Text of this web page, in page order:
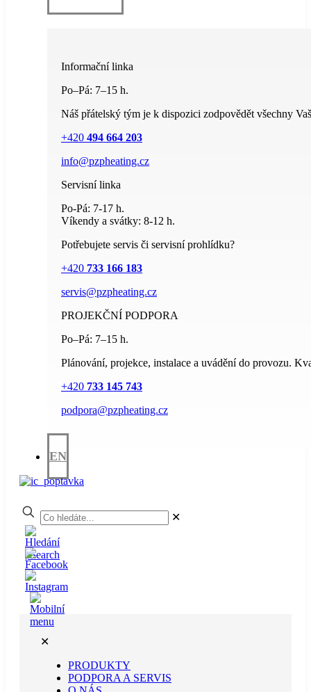
Informační linka
Po–Pá: 7–15 h.
Náš přátelský tým je k dispozici zodpovědět všechny
+420 494 664 203
info@pzpheating.cz
Servisní linka
Po-Pá: 7-17 h.
Víkendy a svátky: 8-12 h.
Potřebujete servis či servisní prohlídku?
+420 733 166 183
servis@pzpheating.cz
PROJEKČNÍ PODPORA
Po–Pá: 7–15 h.
Plánování, projekce, instalace a uvádění do provozu.
+420 733 145 743
podpora@pzpheating.cz
EN
✕
✕
PRODUKTY
PODPORA A SERVIS